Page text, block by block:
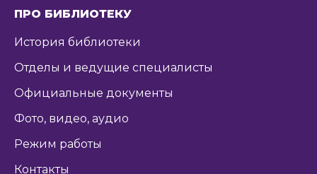
ПРО БИБЛИОТЕКУ
История библиотеки
Отделы и ведущие специалисты
Официальные документы
Фото, видео, аудио
Режим работы
Контакты